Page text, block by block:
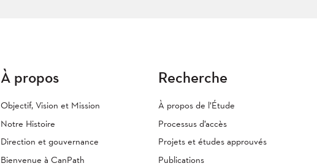
À propos
Objectif, Vision et Mission
Notre Histoire
Direction et gouvernance
Bienvenue à CanPath
Recherche
À propos de l’Étude
Processus d’accès
Projets et études approuvés
Publications